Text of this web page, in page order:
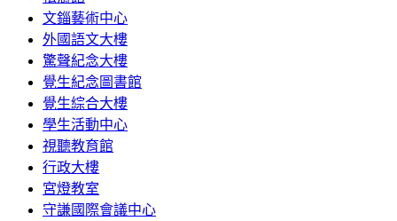
文錙藝術中心
外國語文大樓
驚聲紀念大樓
覺生紀念圖書館
覺生綜合大樓
學生活動中心
視聽教育館
行政大樓
宮燈教室
守謙國際會議中心